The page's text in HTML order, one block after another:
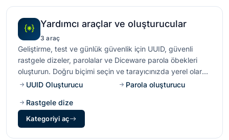
Yardımcı araçlar ve oluşturucular
3 araç
Geliştirme, test ve günlük güvenlik için UUID, güvenli
rastgele dizeler, parolalar ve Diceware parola öbekleri
oluşturun. Doğru biçimi seçin ve tarayıcınızda yerel olarak
çalışın.
UUID Oluşturucu Parola oluşturucu
Rastgele dize
Kategoriyi aç